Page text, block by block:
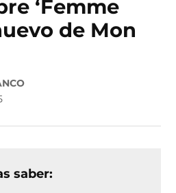
‘Femme
de Mon
saber: